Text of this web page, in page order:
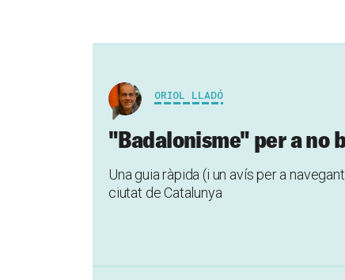
ORIOL LLADÓ
"Badalonisme" per a no
Una guia ràpida (i un avís per a
ciutat de Catalunya